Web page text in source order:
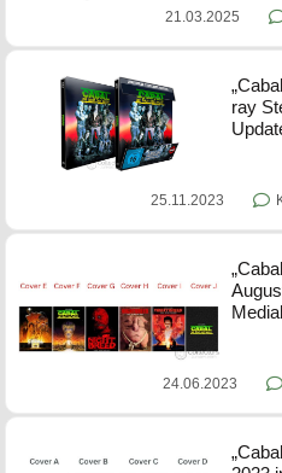
21.03.2025
ray
25.11.2023
24.06.2023